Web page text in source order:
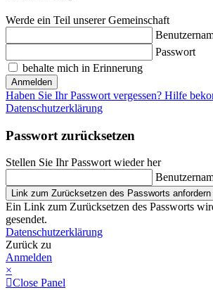
Werde ein Teil unserer Gemeinschaft
Passwort
behalte mich in Erinnerung
Anmelden
Haben Sie Ihr Passwort vergessen? Hilfe
Datenschutzerklärung
Passwort zurücksetzen
Stellen Sie Ihr Passwort wieder her
Link zum Zurücksetzen des Passworts anfordern
Ein Link zum Zurücksetzen des Passworts
gesendet.
Datenschutzerklärung
Zurück zu
Anmelden
×
Close Panel